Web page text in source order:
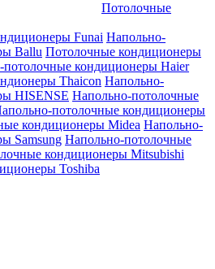
Потолочные
Funai Напольно-
Ballu Потолочные кондиционеры
кондиционеры Haier
Thaicon Напольно-
HISENSE Напольно-потолочные
потолочные кондиционеры
кондиционеры Midea Напольно-
Samsung Напольно-потолочные
кондиционеры Mitsubishi
Toshiba